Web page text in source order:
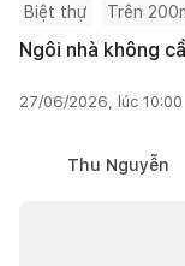
Biệt thự Trên
Ngôi nhà không
27/06/2026, lúc 10:00
Thu Nguyễn